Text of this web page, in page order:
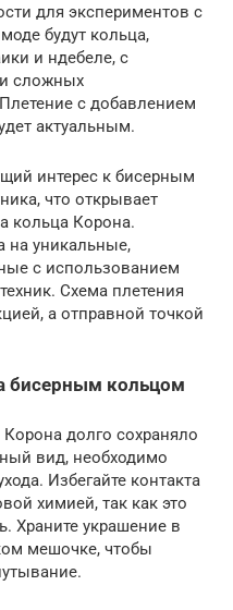
для экспериментов с
будут кольца,
и ндебеле, с
сложных
с добавлением
актуальным.
интерес к бисерным
что открывает
кольца Корона.
на уникальные,
с использованием
Схема плетения
а отправной точкой
бисерным кольцом
долго сохраняло
вид, необходимо
Избегайте контакта
химией, так как это
Храните украшение в
мешочке, чтобы